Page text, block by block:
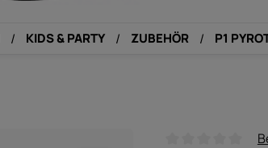
KIDS & PARTY ZUBEHÖR P1